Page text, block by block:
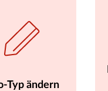
Typ ändern